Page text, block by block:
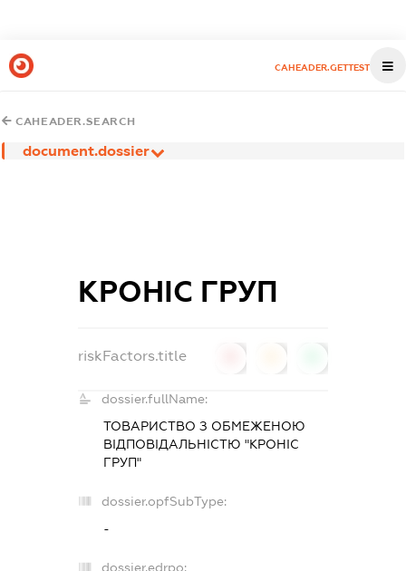
CAHEADER.GETTEST
CAHEADER.SEARCH
document.dossier
КРОНІС ГРУП
riskFactors.title
dossier.fullName:
ТОВАРИСТВО З ОБМЕЖЕНОЮ
ВІДПОВІДАЛЬНІСТЮ "КРОНІС
ГРУП"
dossier.opfSubType:
-
dossier.edrpo: